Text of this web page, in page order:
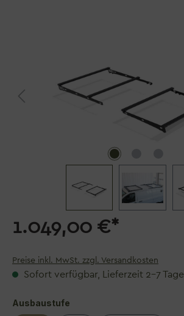
1.049,00 €*
Preise inkl. MwSt. zzgl. Versandkosten
Sofort verfügbar, Lieferzeit 2–7 Tage
Ausbaustufe